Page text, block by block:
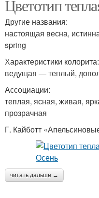
Цветотип
Другие названия:
настоящая весна,
spring
Характеристики колорита:
ведущая — теплый,
Ассоциации:
теплая, ясная, живая,
прозрачная
Г. Кайботт
читать дальше →